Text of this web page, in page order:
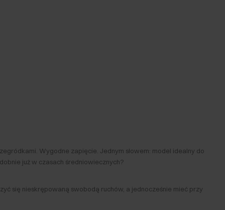
Wygodne zapięcie. Jednym słowem: model idealny do
już w czasach średniowiecznych?
się nieskrępowaną swobodą ruchów, a jednocześnie mieć przy